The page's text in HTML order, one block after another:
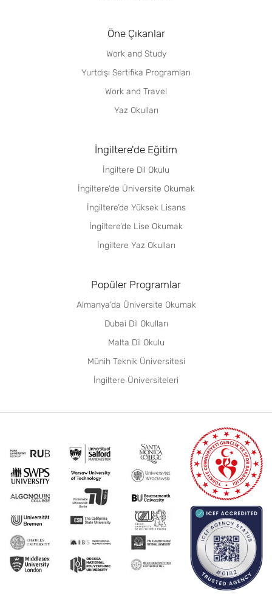
Öne Çıkanlar
Work and Study
Yurtdışı Sertifika Programları
Work and Travel
Yaz Okulları
İngiltere'de Eğitim
İngiltere Dil Okulu
İngiltere’de Üniversite Okumak
İngiltere’de Yüksek Lisans
İngiltere’de Lise Okumak
İngiltere Yaz Okulları
Popüler Programlar
Almanya’da Üniversite Okumak
Dubai Dil Okulları
Malta Dil Okulu
Münih Teknik Üniversitesi
İngiltere Üniversiteleri